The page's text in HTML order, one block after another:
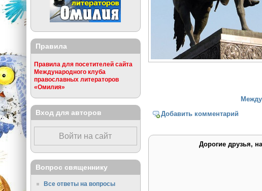
Добавить комментарий
Дорогие друзья,
Правила
Правила для посетителей сайта
Международного клуба
православных литераторов
«Омилия»
Вход для авторов
Войти на сайт
Вопрос священнику
Все ответы на вопросы